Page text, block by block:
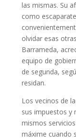
las mismas. Su
como
olvidar esas
Barrameda,
equipo de
de segunda,
residan.
Los vecinos de
sus impuestos y
mismos
máxime cuando